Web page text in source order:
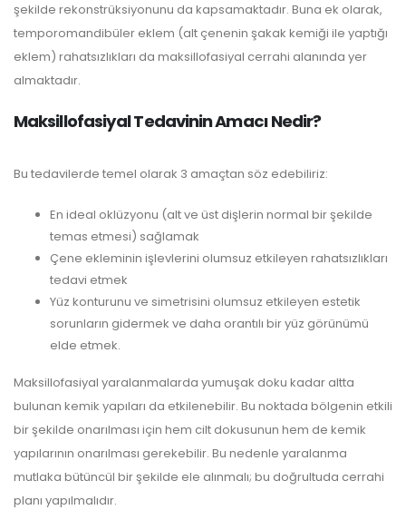
şekilde rekonstrüksiyonunu da kapsamaktadır. Buna ek olarak,
temporomandibüler eklem (alt çenenin şakak kemiği ile yaptığı
eklem) rahatsızlıkları da maksillofasiyal cerrahi alanında yer
almaktadır.
Maksillofasiyal Tedavinin Amacı Nedir?
Bu tedavilerde temel olarak 3 amaçtan söz edebiliriz:
En ideal oklüzyonu (alt ve üst dişlerin normal bir şekilde
temas etmesi) sağlamak
Çene ekleminin işlevlerini olumsuz etkileyen rahatsızlıkları
tedavi etmek
Yüz konturunu ve simetrisini olumsuz etkileyen estetik
sorunların gidermek ve daha orantılı bir yüz görünümü
elde etmek.
Maksillofasiyal yaralanmalarda yumuşak doku kadar altta
bulunan kemik yapıları da etkilenebilir. Bu noktada bölgenin etkili
bir şekilde onarılması için hem cilt dokusunun hem de kemik
yapılarının onarılması gerekebilir. Bu nedenle yaralanma
mutlaka bütüncül bir şekilde ele alınmalı; bu doğrultuda cerrahi
planı yapılmalıdır.